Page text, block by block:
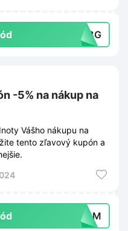
2ZBG
-5% na nákup na
Vášho nákupu na
tento zľavový kupón a
PJ4M